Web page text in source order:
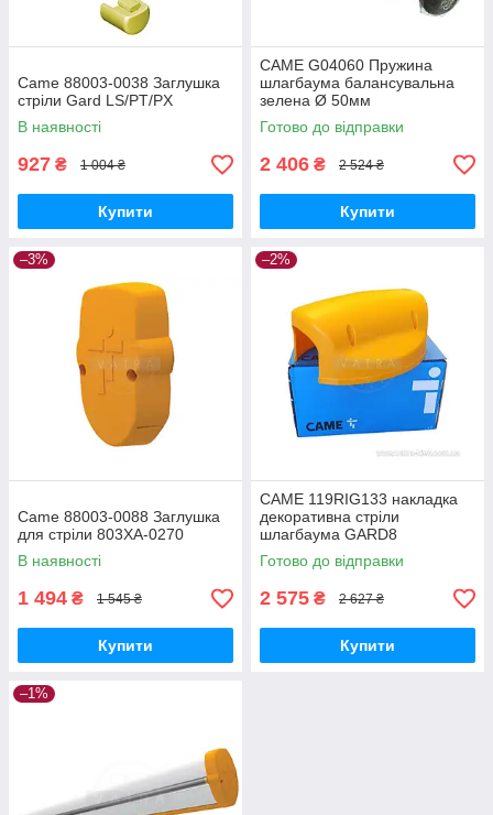
Came 88003-0038 Заглушка
стріли Gard LS/PT/PX
В наявності
927 ₴ 1 004 ₴
Купити
CAME G04060 Пружина
шлагбаума балансувальна
зелена Ø 50мм
Готово до відправки
2 406 ₴ 2 524 ₴
Купити
–3%
Came 88003-0088 Заглушка
для стріли 803XA-0270
В наявності
1 494 ₴ 1 545 ₴
Купити
–2%
CAME 119RIG133 накладка
декоративна стріли
шлагбаума GARD8
запчастина для шлагбаума
Готово до відправки
2 575 ₴ 2 627 ₴
Купити
–1%